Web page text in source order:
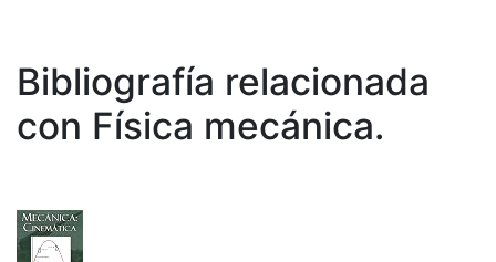
Bibliografía relacionada
con Física mecánica.